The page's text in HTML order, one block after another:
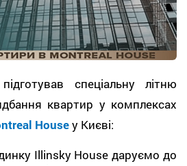
підготував спеціальну літню
квартир у комплексах
Houseу Києві:
Illinsky House даруємо до